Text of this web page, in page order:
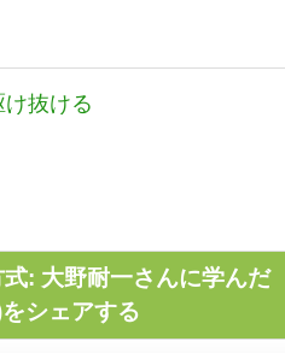
抜ける
: 大野耐一さんに学んだ
シェアする